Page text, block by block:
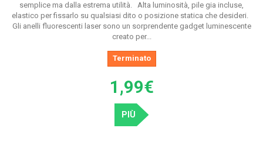
semplice ma dalla estrema utilità. Alta luminosità, pile gia incluse,
elastico per fissarlo su qualsiasi dito o posizione statica che desideri.
Gli anelli fluorescenti laser sono un sorprendente gadget luminescente
creato per...
Terminato
1,99€
PIÙ